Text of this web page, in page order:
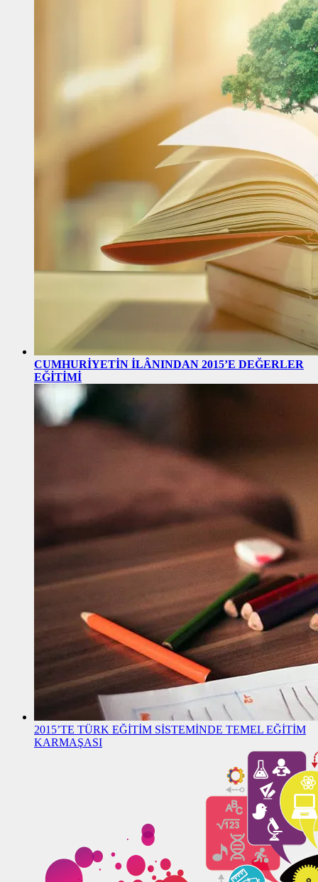
CUMHURİYETİN İLÂNINDAN 2015’E DEĞERLER
EĞİTİMİ
2015’TE TÜRK EĞİTİM SİSTEMİNDE TEMEL EĞİTİM
KARMAŞASI